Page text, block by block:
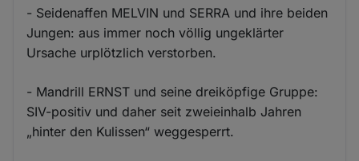
- Seidenaffen MELVIN und SERRA und ihre beiden
Jungen: aus immer noch völlig ungeklärter
Ursache urplötzlich verstorben.
- Mandrill ERNST und seine dreiköpfige Gruppe:
SIV-positiv und daher seit zweieinhalb Jahren
„hinter den Kulissen“ weggesperrt.